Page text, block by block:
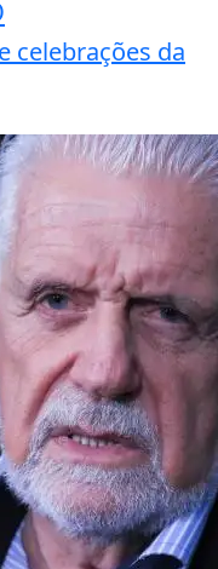
celebrações da